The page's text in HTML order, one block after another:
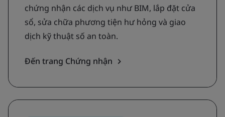
chứng nhận các dịch vụ như BIM, lắp đặt cửa
sổ, sửa chữa phương tiện hư hỏng và giao
dịch kỹ thuật số an toàn.
Đến trang Chứng nhận